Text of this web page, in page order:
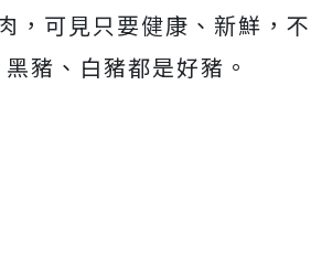
，可見只要健康、新鮮，不
豬、白豬都是好豬。